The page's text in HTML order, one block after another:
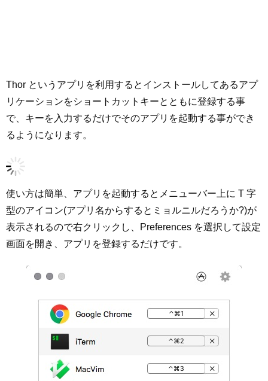
Thor というアプリを利用するとインストールしてあるアプ
リケーションをショートカットキーとともに登録する事
で、キーを入力するだけでそのアプリを起動する事ができ
るようになります。
使い方は簡単、アプリを起動するとメニューバー上に T 字
型のアイコン(アプリ名からするとミョルニルだろうか?)が
表示されるので右クリックし、Preferences を選択して設定
画面を開き、アプリを登録するだけです。